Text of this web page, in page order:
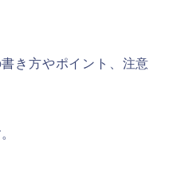
き方やポイント、注意